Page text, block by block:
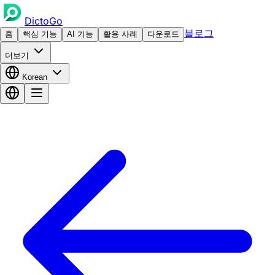
DictoGo
홈 핵심 기능 AI 기능 활용 사례 다운로드 블로그
더보기
Korean